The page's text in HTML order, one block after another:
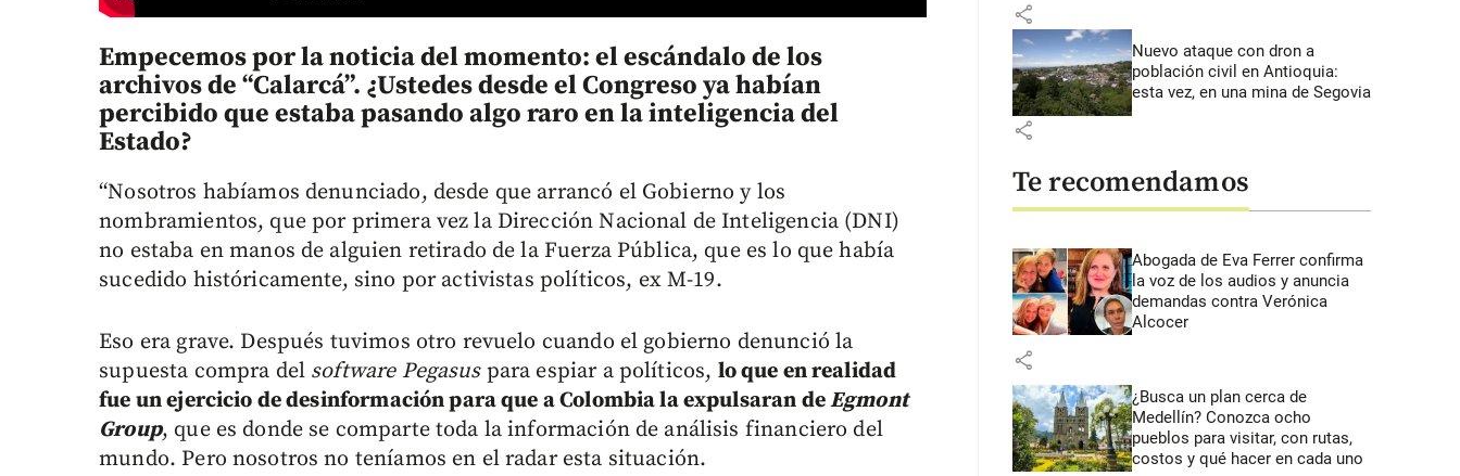
Empecemos por la noticia del momento: el escándalo de los
archivos de “Calarcá”. ¿Ustedes desde el Congreso ya habían
percibido que estaba pasando algo raro en la inteligencia del
Estado?
“Nosotros habíamos denunciado, desde que arrancó el Gobierno y los
nombramientos, que por primera vez la Dirección Nacional de Inteligencia (DNI)
no estaba en manos de alguien retirado de la Fuerza Pública, que es lo que había
sucedido históricamente, sino por activistas políticos, ex M-19.
Eso era grave. Después tuvimos otro revuelo cuando el gobierno denunció la
supuesta compra del software Pegasuspara espiar a políticos, lo que en realidad
fue un ejercicio de desinformación para que a Colombia la expulsaran deEgmont
Group, que es donde se comparte toda la información de análisis financiero del
mundo. Pero nosotros no teníamos en el radar esta situación.
share
Nuevo ataque con dron a
población civil en Antioquia:
esta vez, en una mina de Segovia
share
Te recomendamos
Abogada de Eva Ferrer confirma
la voz de los audios y anuncia
demandas contra Verónica
Alcocer
share
¿Busca un plan cerca de
Medellín? Conozca ocho
pueblos para visitar, con rutas,
costos y qué hacer en cada uno